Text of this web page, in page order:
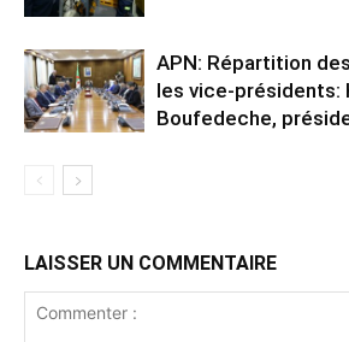
APN: Répartition
les vice-présidents:
Boufedeche,
LAISSER UN COMMENTAIRE